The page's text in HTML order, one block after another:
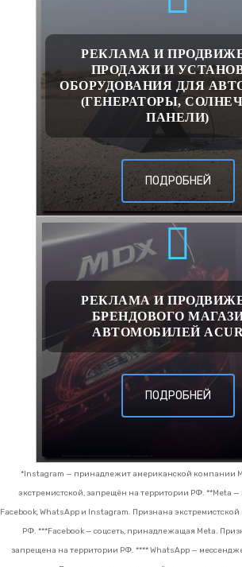
РЕКЛАМА И
ПРОДАЖИ И
ОБОРУДОВАНИЯ ДЛЯ
(ГЕНЕРАТОРЫ,
ПАНЕЛИ)
ПОДРОБНЕЙ
РЕКЛАМА И
БРЕНДОВОГО
АВТОМОБИЛЕЙ
ПОДРОБНЕЙ
*Instagram — принадлежит американской компании
экстремистской, запрещён на территории РФ. **Meta —
Facebook, WhatsApp и Instagram. Признана
РФ. ***Facebook — соцсеть, принадлежащая Meta.
запрещена на территории РФ. **** WhatsApp —